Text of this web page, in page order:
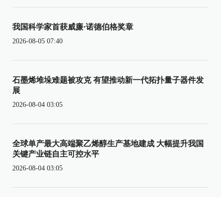
我国科学家首获威廉·诺德伯格奖章
2026-08-05 07:40
石墨烯堆垛难题被攻克 有望推动新一代拓扑量子器件发
展
2026-08-04 03:05
全球单产最大高端聚乙烯醇生产基地建成 大幅提升我国
关键产业链自主可控水平
2026-08-04 03:05